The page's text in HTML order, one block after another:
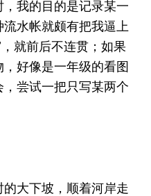
我的目的是记录某一
水帐就颇有把我逼上
就前后不连贯；如果
好像是一年级的看图
尝试一把只写某两个
大下坡，顺着河岸走